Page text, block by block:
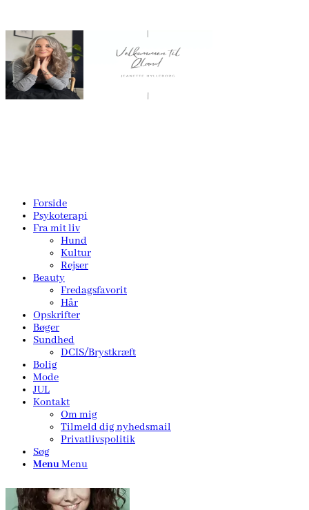
Forside
Psykoterapi
Fra mit liv
Hund
Kultur
Rejser
Beauty
Fredagsfavorit
Hår
Opskrifter
Bøger
Sundhed
DCIS/Brystkræft
Bolig
Mode
JUL
Kontakt
Om mig
Tilmeld dig nyhedsmail
Privatlivspolitik
Søg
MenuMenu